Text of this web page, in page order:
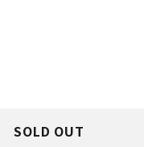
SOLD OUT